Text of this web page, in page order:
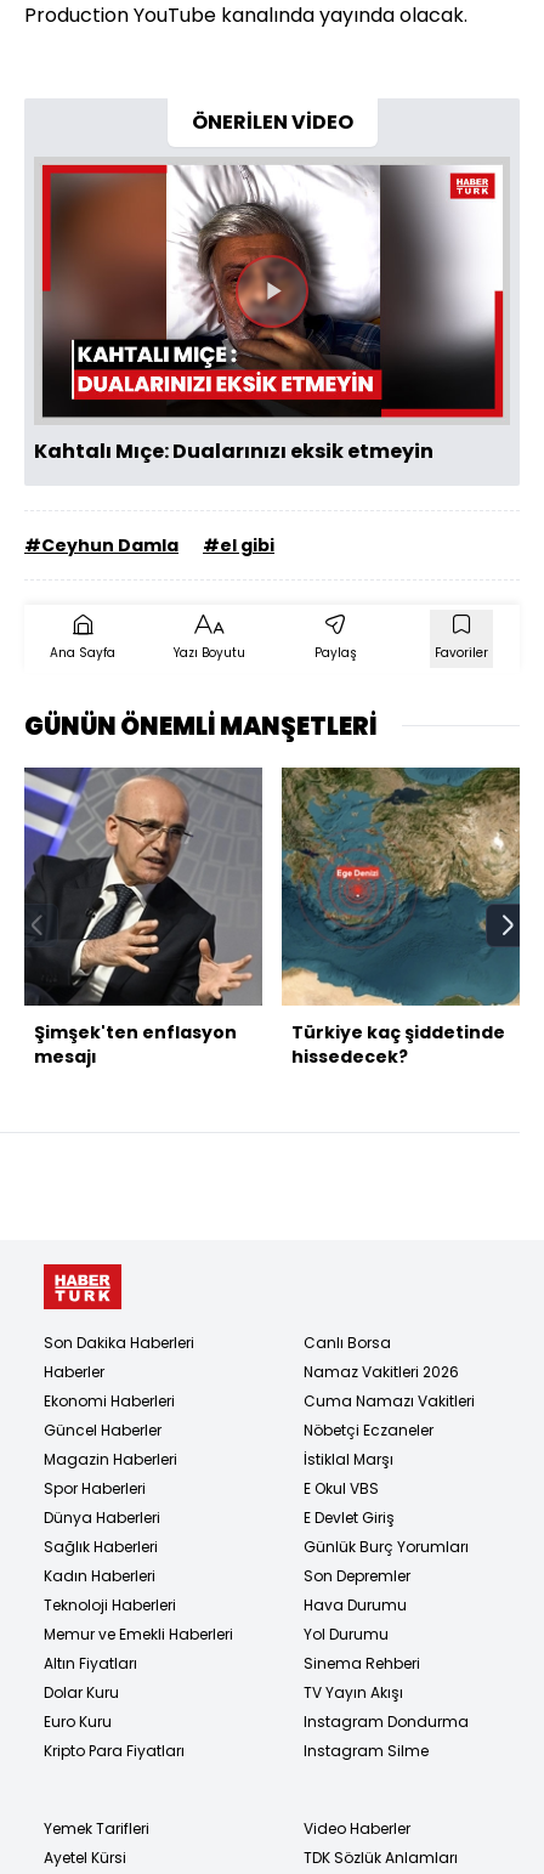
Production YouTube kanalında yayında olacak.
ÖNERİLEN VİDEO
Videoyu
Oynat
Kahtalı Mıçe: Dualarınızı eksik etmeyin
#Ceyhun Damla #el gibi
Ana Sayfa Yazı Boyutu Paylaş Favoriler
GÜNÜN ÖNEMLİ MANŞETLERİ
Şimşek'ten enflasyon
mesajı
Türkiye kaç şiddetinde
hissedecek?
Son Dakika Haberleri
Haberler
Ekonomi Haberleri
Güncel Haberler
Magazin Haberleri
Spor Haberleri
Dünya Haberleri
Sağlık Haberleri
Kadın Haberleri
Teknoloji Haberleri
Memur ve Emekli Haberleri
Altın Fiyatları
Dolar Kuru
Euro Kuru
Kripto Para Fiyatları
Canlı Borsa
Namaz Vakitleri 2026
Cuma Namazı Vakitleri
Nöbetçi Eczaneler
İstiklal Marşı
E Okul VBS
E Devlet Giriş
Günlük Burç Yorumları
Son Depremler
Hava Durumu
Yol Durumu
Sinema Rehberi
TV Yayın Akışı
Instagram Dondurma
Instagram Silme
Yemek Tarifleri
Ayetel Kürsi
Video Haberler
TDK Sözlük Anlamları